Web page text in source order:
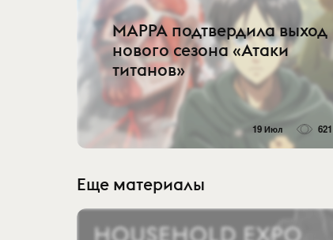
MAPPA подтвердила выход
нового сезона «Атаки
титанов»
19 Июл 621
Еще материалы